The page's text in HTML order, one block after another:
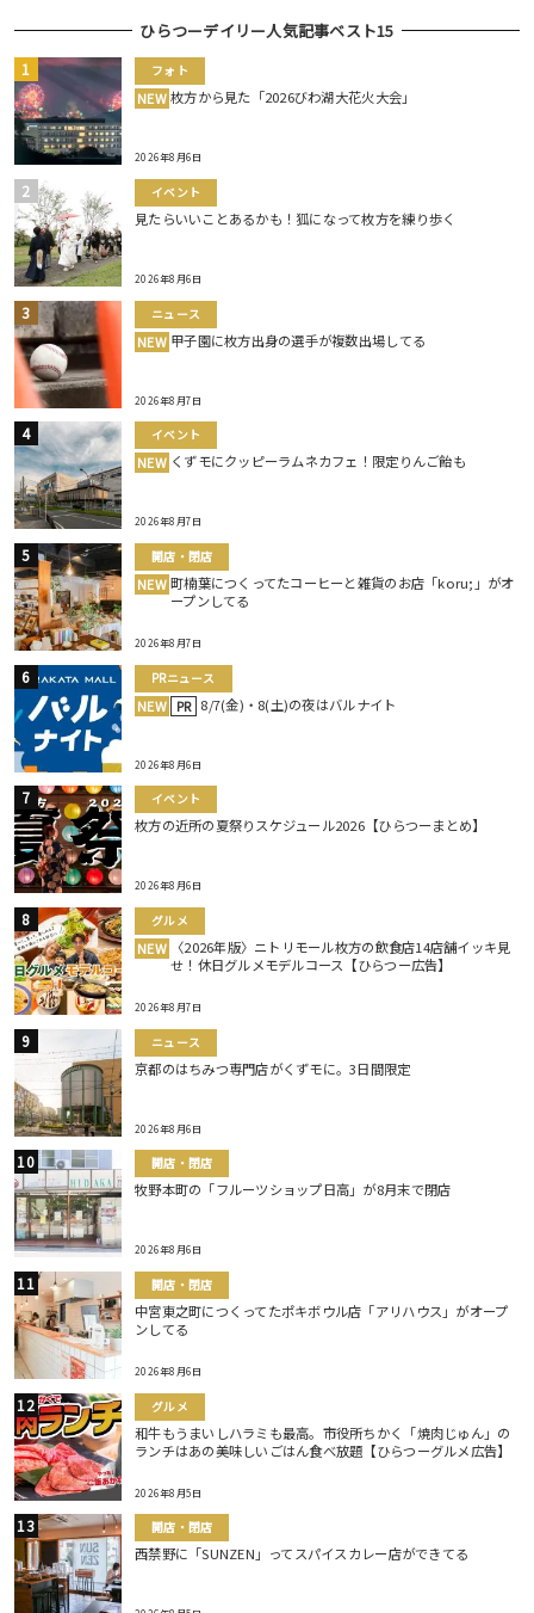
ひらつーデイリー人気記事ベスト15
フォト
NEW 枚方から見た「2026びわ湖大花火大会」
2026年8月6日
イベント
見たらいいことあるかも！狐になって枚方を練り歩く
2026年8月6日
ニュース
NEW 甲子園に枚方出身の選手が複数出場してる
2026年8月7日
イベント
NEW くずモにクッピーラムネカフェ！限定りんご飴も
2026年8月7日
開店・閉店
NEW 町楠葉につくってたコーヒーと雑貨のお店「koru;」がオ
ープンしてる
2026年8月7日
PRニュース
NEW PR 8/7(金)・8(土)の夜はバルナイト
2026年8月6日
イベント
枚方の近所の夏祭りスケジュール2026【ひらつーまとめ】
2026年8月6日
グルメ
NEW 〈2026年版〉ニトリモール枚方の飲食店14店舗イッキ見
せ！休日グルメモデルコース【ひらつー広告】
2026年8月7日
ニュース
京都のはちみつ専門店がくずモに。3日間限定
2026年8月6日
開店・閉店
牧野本町の「フルーツショップ日高」が8月末で閉店
2026年8月6日
開店・閉店
中宮東之町につくってたポキボウル店「アリハウス」がオープ
ンしてる
2026年8月6日
グルメ
和牛もうまいしハラミも最高。市役所ちかく「焼肉じゅん」の
ランチはあの美味しいごはん食べ放題【ひらつーグルメ広告】
2026年8月5日
開店・閉店
西禁野に「SUNZEN」ってスパイスカレー店ができてる